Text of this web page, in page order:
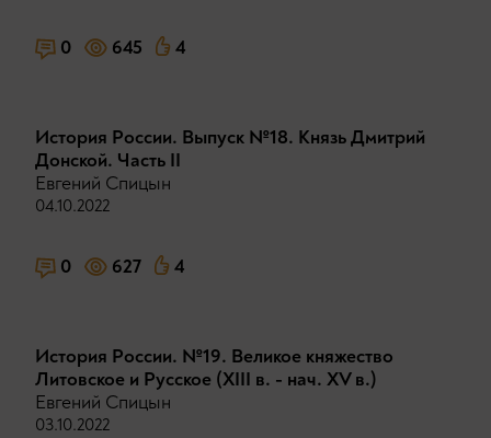
0 645 4
История России. Выпуск №18. Князь Дмитрий
Донской. Часть II
Евгений Спицын
04.10.2022
0 627 4
История России. №19. Великое княжество
Литовское и Русское (XIII в. - нач. XV в.)
Евгений Спицын
03.10.2022